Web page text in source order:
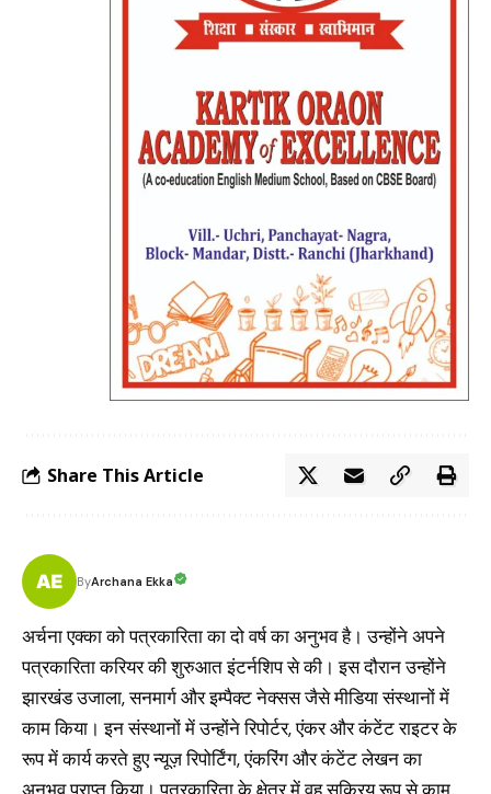
Share This Article
ByArchana Ekka
अर्चना एक्का को पत्रकारिता का दो वर्ष का अनुभव है। उन्होंने अपने
पत्रकारिता करियर की शुरुआत इंटर्नशिप से की। इस दौरान उन्होंने
झारखंड उजाला, सनमार्ग और इम्पैक्ट नेक्सस जैसे मीडिया संस्थानों में
काम किया। इन संस्थानों में उन्होंने रिपोर्टर, एंकर और कंटेंट राइटर के
रूप में कार्य करते हुए न्यूज़ रिपोर्टिंग, एंकरिंग और कंटेंट लेखन का